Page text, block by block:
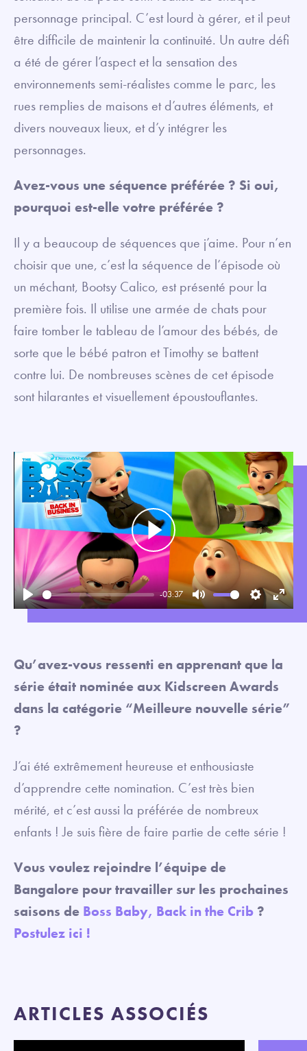
personnage principal. C’est lourd à gérer, et il peut
être difficile de maintenir la continuité. Un autre défi
a été de gérer l’aspect et la sensation des
environnements semi-réalistes comme le parc, les
rues remplies de maisons et d’autres éléments, et
divers nouveaux lieux, et d’y intégrer les
personnages.
Avez-vous une séquence préférée ? Si oui,
pourquoi est-elle votre préférée ?
Il y a beaucoup de séquences que j’aime. Pour n’en
choisir que une, c’est la séquence de l’épisode où
un méchant, Bootsy Calico, est présenté pour la
première fois. Il utilise une armée de chats pour
faire tomber le tableau de l’amour des bébés, de
sorte que le bébé patron et Timothy se battent
contre lui. De nombreuses scènes de cet épisode
sont hilarantes et visuellement époustouflantes.
Play
-03:37
Mute SettingsEnter
Play
Qu’avez-vous ressenti en apprenant que la
série était nominée aux Kidscreen Awards
dans la catégorie “Meilleure nouvelle série”
?
J’ai été extrêmement heureuse et enthousiaste
d’apprendre cette nomination. C’est très bien
mérité, et c’est aussi la préférée de nombreux
enfants ! Je suis fière de faire partie de cette série !
Vous voulez rejoindre l’équipe de
Bangalore pour travailler sur les prochaines
saisons de Boss Baby, Back in the Crib ?
Postulez ici !
ARTICLES ASSOCIÉS